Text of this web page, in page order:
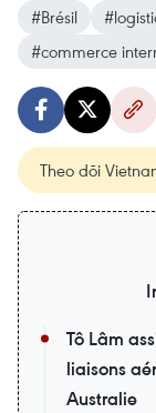
#Brésil
#commerce
Theo dõi
Tô Lâm
liaisons
Australie